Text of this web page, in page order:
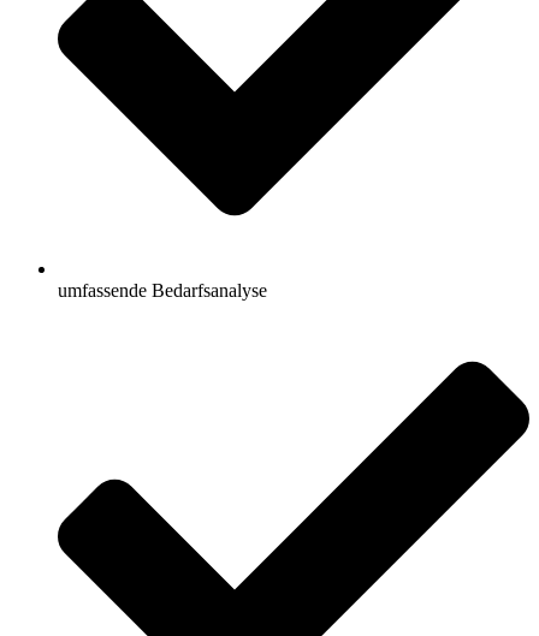
umfassende Bedarfsanalyse